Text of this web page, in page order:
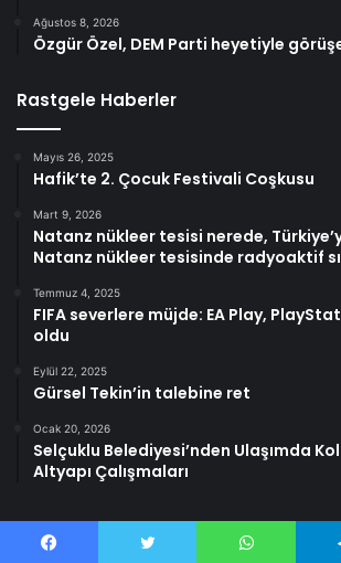
Ağustos 8, 2026
Özgür Özel, DEM Parti heyetiyle
Rastgele Haberler
Mayıs 26, 2025
Hafik’te 2. Çocuk Festivali Coşkusu
Mart 9, 2026
Natanz nükleer tesisi nerede,
Natanz nükleer tesisinde radyoaktif
Temmuz 4, 2025
FIFA severlere müjde: EA Play,
oldu
Eylül 22, 2025
Gürsel Tekin’in talebine ret
Ocak 20, 2026
Selçuklu Belediyesi’nden Ulaşımda
Altyapı Çalışmaları